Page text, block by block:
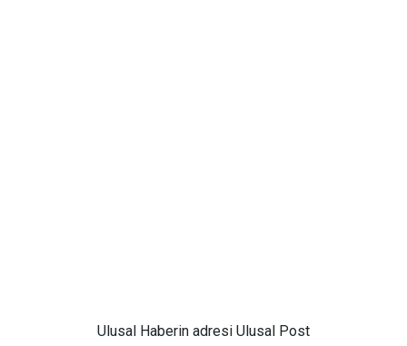
Ulusal Haberin adresi Ulusal Post